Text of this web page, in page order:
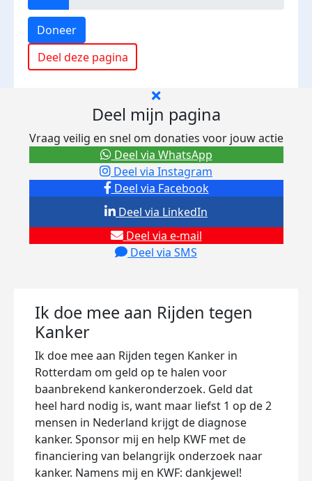
Doneer
Deel deze pagina
Deel mijn pagina
Vraag veilig en snel om donaties voor jouw actie
Deel via Facebook
Deel via Instagram
Deel via e-mail
Deel via SMS
Deel via LinkedIn
Deel via WhatsApp
Ik doe mee aan Rijden tegen
Kanker
Ik doe mee aan Rijden tegen Kanker in
Rotterdam om geld op te halen voor
baanbrekend kankeronderzoek. Geld dat
heel hard nodig is, want maar liefst 1 op de 2
mensen in Nederland krijgt de diagnose
kanker. Sponsor mij en help KWF met de
financiering van belangrijk onderzoek naar
kanker. Namens mij en KWF: dankjewel!